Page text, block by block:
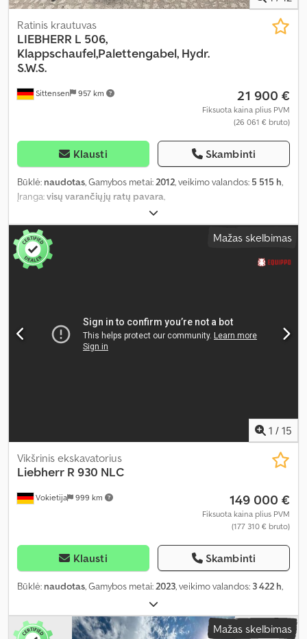
Sittensen 957 km
Ratinis krautuvas
LIEBHERR L 506,
Klappschaufel,Palettengabel, Hydr.
S.W.S.
21 900 €
Fiksuota kaina plius PVM
(26 061 € bruto)
Klausti Skambinti
Būklė: naudotas, Gamybos metai:2012, veikimo valandos: 5 515 h,
Įranga:visų varančiųjų ratų pavara,
Mažas skelbimas
1 / 15
Vokietija 999 km
Vikšrinis ekskavatorius
Liebherr R 930 NLC
149 000 €
Fiksuota kaina plius PVM
(177 310 € bruto)
Klausti Skambinti
Būklė: naudotas, Gamybos metai:2023, veikimo valandos: 3 422 h,
Mažas skelbimas